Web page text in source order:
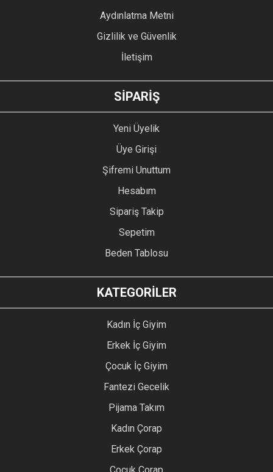
GÖNDER
Aydınlatma Metni
Gizlilik ve Güvenlik
İletişim
SİPARİŞ
Yeni Üyelik
Üye Girişi
Şifremi Unuttum
Hesabım
Sipariş Takip
Sepetim
Beden Tablosu
KATEGORİLER
Kadın İç Giyim
Erkek İç Giyim
Çocuk İç Giyim
Fantezi Gecelik
Pijama Takım
Kadın Çorap
Erkek Çorap